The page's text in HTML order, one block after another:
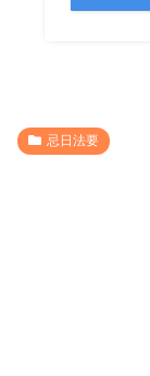
忌日法要